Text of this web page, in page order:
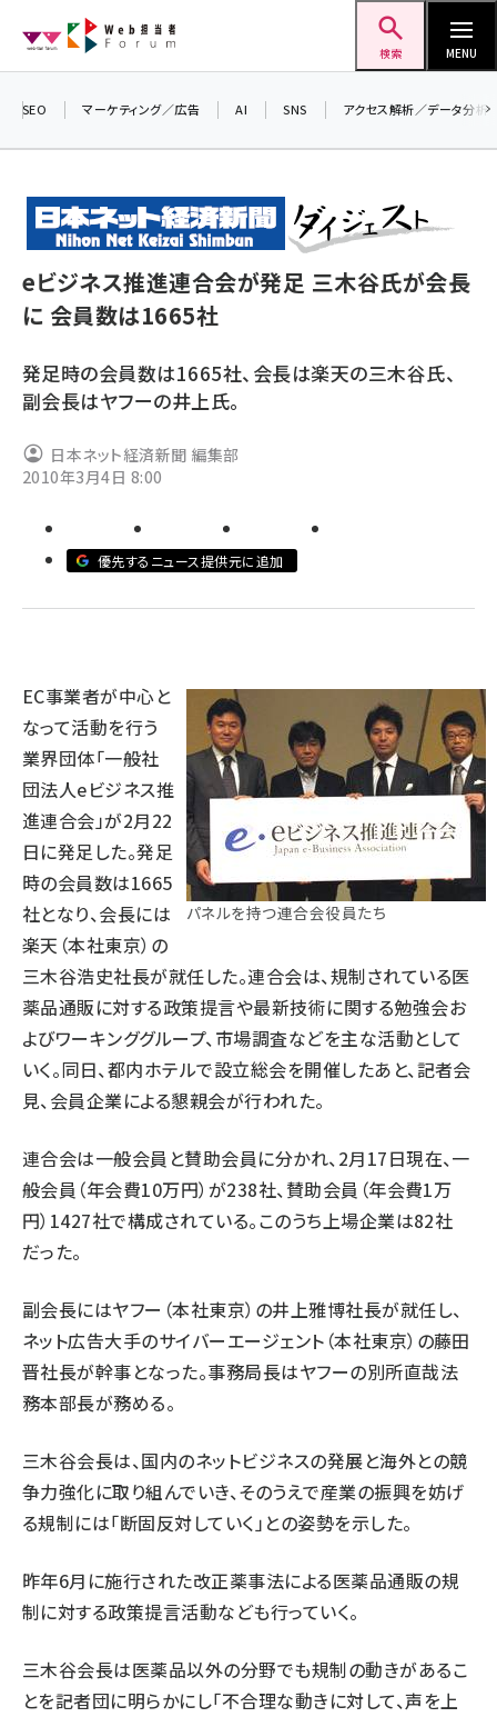
ン
検索 MENU
seo (3528)
ai (2811)
youtube (2439)
note (2315)
セミナー (2308)
z世代 (1623)
llmo (1166)
SEO マーケティング／広告 AI SNS アクセス解析／データ分析
eビジネス推進連合会が発足 三木谷氏が会長
に 会員数は1665社
発足時の会員数は1665社、会長は楽天の三木谷氏、
副会長はヤフーの井上氏。
日本ネット経済新聞 編集部
2010年3月4日 8:00
優先するニュース提供元に追加
パネルを持つ連合会役員たち
EC事業者が中心と
なって活動を行う
業界団体「一般社
団法人eビジネス推
進連合会」が2月22
日に発足した。発足
時の会員数は1665
社となり、会長には
楽天（本社東京）の
三木谷浩史社長が就任した。連合会は、規制されている医
薬品通販に対する政策提言や最新技術に関する勉強会お
よびワーキンググループ、市場調査などを主な活動として
いく。同日、都内ホテルで設立総会を開催したあと、記者会
見、会員企業による懇親会が行われた。
連合会は一般会員と賛助会員に分かれ、2月17日現在、一
般会員（年会費10万円）が238社、賛助会員（年会費1万
円）1427社で構成されている。このうち上場企業は82社
だった。
副会長にはヤフー（本社東京）の井上雅博社長が就任し、
ネット広告大手のサイバーエージェント（本社東京）の藤田
晋社長が幹事となった。事務局長はヤフーの別所直哉法
務本部長が務める。
三木谷会長は、国内のネットビジネスの発展と海外との競
争力強化に取り組んでいき、そのうえで産業の振興を妨げ
る規制には「断固反対していく」との姿勢を示した。
昨年6月に施行された改正薬事法による医薬品通販の規
制に対する政策提言活動なども行っていく。
三木谷会長は医薬品以外の分野でも規制の動きがあるこ
とを記者団に明らかにし「不合理な動きに対して、声を上